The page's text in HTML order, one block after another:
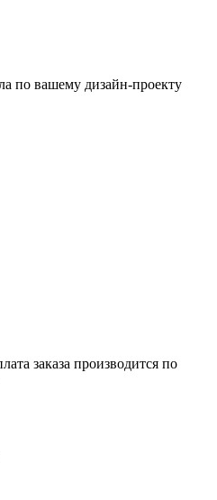
по вашему дизайн-проекту
заказа производится по